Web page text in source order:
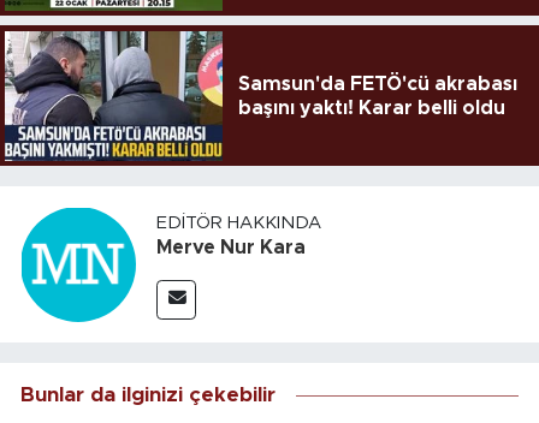
Samsun'da FETÖ'cü akrabası
başını yaktı! Karar belli oldu
EDITÖR HAKKINDA
Merve Nur Kara
Bunlar da ilginizi çekebilir